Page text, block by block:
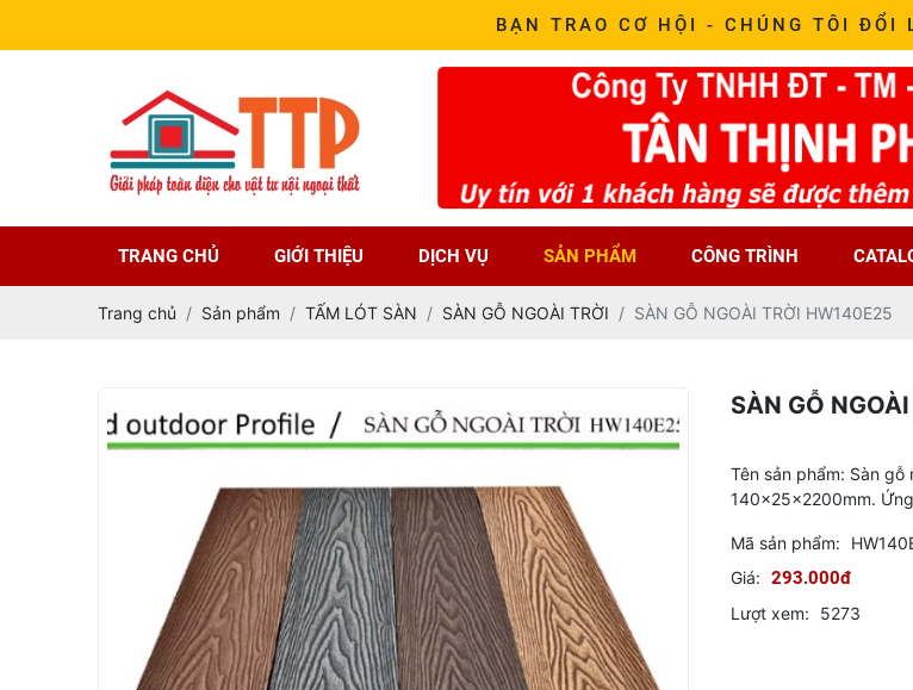
BẠN TRAO CƠ HỘI - CHÚNG TÔI ĐỔI
TRANG CHỦ GIỚI THIỆU DỊCH VỤ SẢN PHẨM CÔNG TRÌNH
Trang chủ Sản phẩm TẤM LÓT SÀN SÀN GỖ NGOÀI TRỜI SÀN GỖ NGOÀI TRỜI HW140E25
SÀN GỖ
Tên sản phẩm: Sàn
140x25x2200mm.
Mã sản phẩm:
Giá: 293.000đ
Lượt xem: 5273